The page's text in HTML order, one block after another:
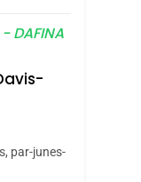
Je
DAFINA
par-junes-